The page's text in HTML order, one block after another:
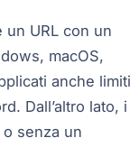
URL con un
macOS,
anche limiti
Dall’altro lato, i
senza un